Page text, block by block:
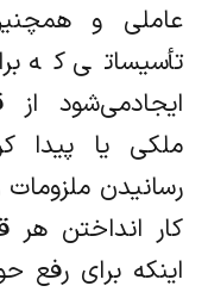
عاملی و
تأسیساتی که
ایجاد‌می‌شود
ملکی یا پیدا
کار انداختن